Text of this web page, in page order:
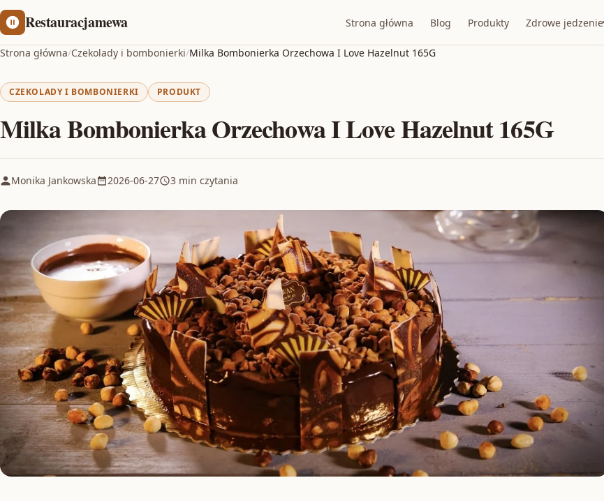
Restauracjamewa Strona główna Blog Produkty Zdrowe jedzenie
Strona główna/Czekolady i bombonierki/Milka Bombonierka Orzechowa I Love Hazelnut 165G
CZEKOLADY I BOMBONIERKI PRODUKT
Milka Bombonierka Orzechowa I Love Hazelnut 165G
Monika Jankowska 2026-06-27 3 min czytania